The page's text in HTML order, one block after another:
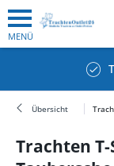
MENÜ
Übersicht
Trachten